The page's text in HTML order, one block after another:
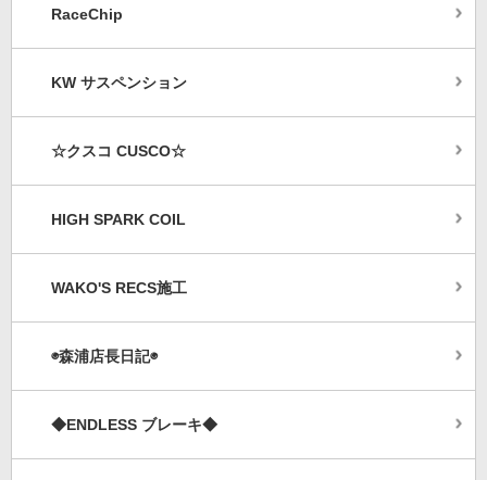
RaceChip
KW サスペンション
☆クスコ CUSCO☆
HIGH SPARK COIL
WAKO'S RECS施工
◉森浦店長日記◉
◆ENDLESS ブレーキ◆